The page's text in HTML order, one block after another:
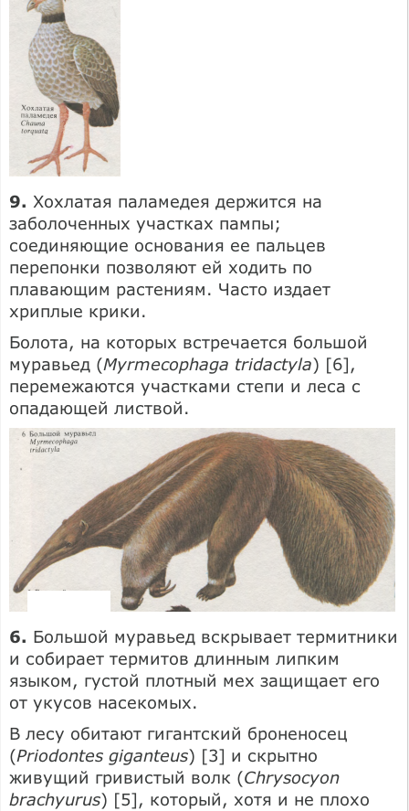
9. Хохлатая паламедея держится на
заболоченных участках пампы;
соединяющие основания ее пальцев
перепонки позволяют ей ходить по
плавающим растениям. Часто издает
хриплые крики.
Болота, на которых встречается большой
муравьед (Myrmecophaga tridactyla) [6],
перемежаются участками степи и леса с
опадающей листвой.
6. Большой муравьед вскрывает термитники
и собирает термитов длинным липким
языком, густой плотный мех защищает его
от укусов насекомых.
В лесу обитают гигантский броненосец
(Priodontes giganteus) [3] и скрытно
живущий гривистый волк (Chrysocyon
brachyurus) [5], который, хотя и не плохо